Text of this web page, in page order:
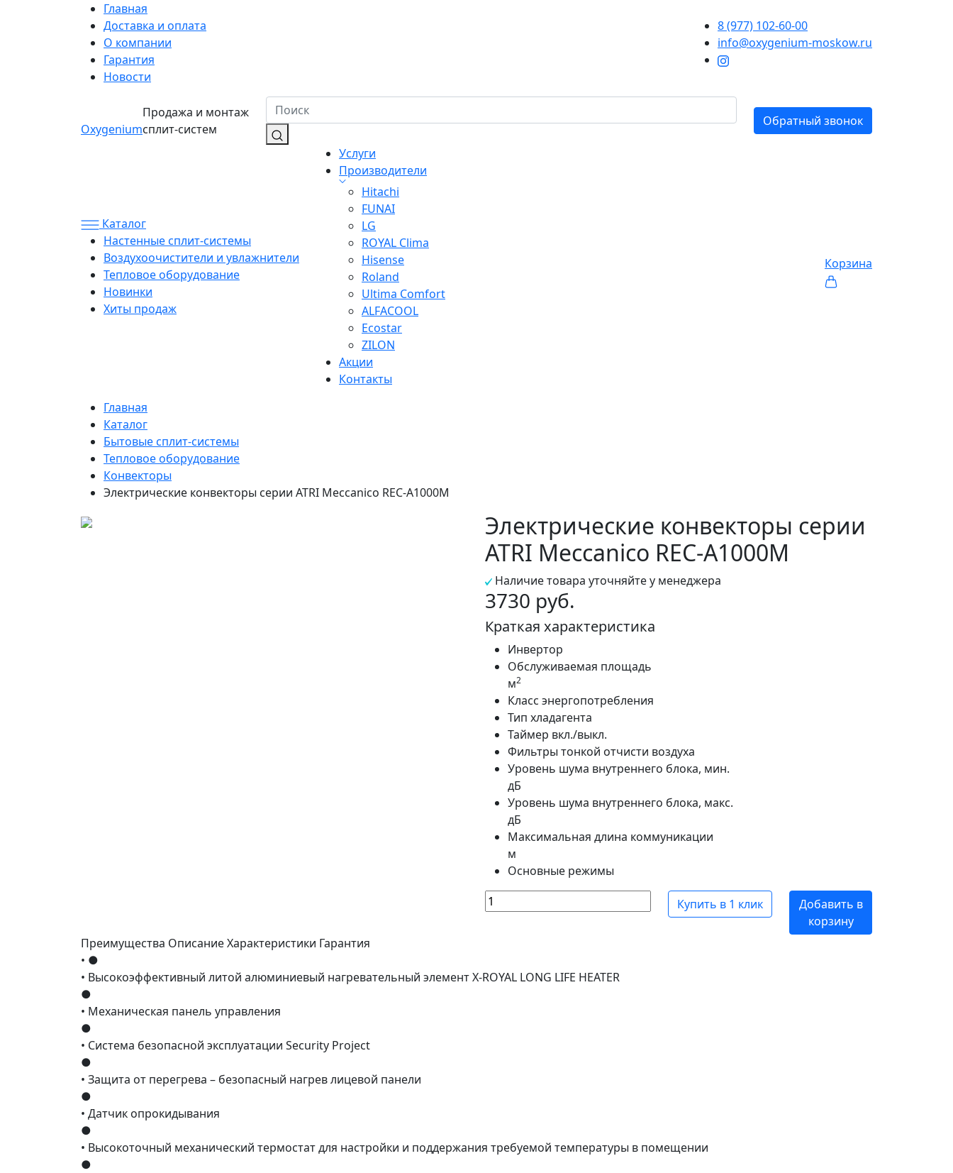
Главная
Доставка и оплата
О компании
Гарантия
Новости
8 (977) 102-60-00
info@oxygenium-moskow.ru
Oxygenium
Продажа и монтаж
сплит-систем
Обратный звонок
Каталог
Настенные сплит-системы
Воздухоочистители и увлажнители
Тепловое оборудование
Новинки
Хиты продаж
Услуги
Производители
Hitachi
FUNAI
LG
ROYAL Clima
Hisense
Roland
Ultima Comfort
ALFACOOL
Ecostar
ZILON
Акции
Контакты
Корзина
Главная
Каталог
Бытовые сплит-системы
Тепловое оборудование
Конвекторы
Электрические конвекторы серии ATRI Meccanico REC-A1000M
Электрические конвекторы серии
ATRI Meccanico REC-A1000M
Наличие товара уточняйте у менеджера
3730 руб.
Краткая характеристика
Инвертор
Обслуживаемая площадь
м2
Класс энергопотребления
Тип хладагента
Таймер вкл./выкл.
Фильтры тонкой отчисти воздуха
Уровень шума внутреннего блока, мин.
дБ
Уровень шума внутреннего блока, макс.
дБ
Максимальная длина коммуникации
м
Основные режимы
Купить в 1 клик
Добавить в
корзину
Преимущества ОписаниеХарактеристики Гарантия
• ●
• Высокоэффективный литой алюминиевый нагревательный элемент X-ROYAL LONG LIFE HEATER
●
• Механическая панель управления
●
• Система безопасной эксплуатации Security Project
●
• Защита от перегрева – безопасный нагрев лицевой панели
●
• Датчик опрокидывания
●
• Высокоточный механический термостат для настройки и поддержания требуемой температуры в помещении
●